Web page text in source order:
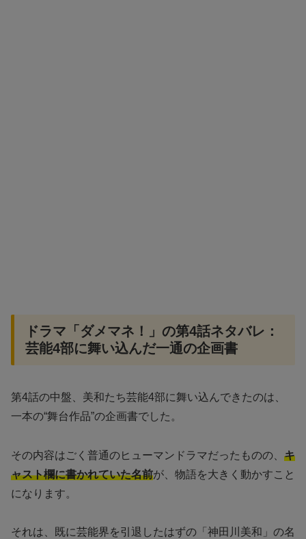
ドラマ「ダメマネ！」の第4話ネタバレ：
芸能4部に舞い込んだ一通の企画書
第4話の中盤、美和たち芸能4部に舞い込んできたのは、
一本の“舞台作品”の企画書でした。
その内容はごく普通のヒューマンドラマだったものの、 キ
ャスト欄に書かれていた名前が、物語を大きく動かすこと
になります。
それは、既に芸能界を引退したはずの「神田川美和」の名